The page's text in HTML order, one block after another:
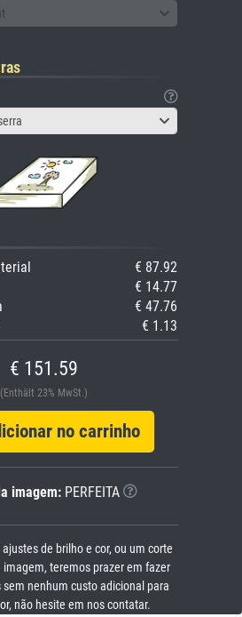
€ 87.92
€ 14.77
€ 47.76
€ 1.13
€ 151.59
(Enthält 23% MwSt.)
no carrinho
imagem: PERFEITA
de brilho e cor, ou um corte
imagem, teremos prazer em fazer
nenhum custo adicional para
não hesite em nos contatar.